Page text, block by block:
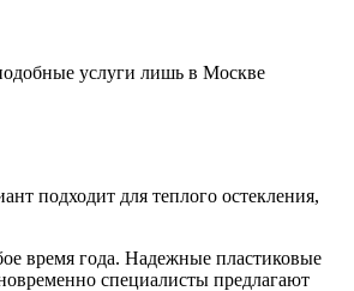
услуги лишь в Москве
подходит для теплого остекления,
время года. Надежные пластиковые
специалисты предлагают